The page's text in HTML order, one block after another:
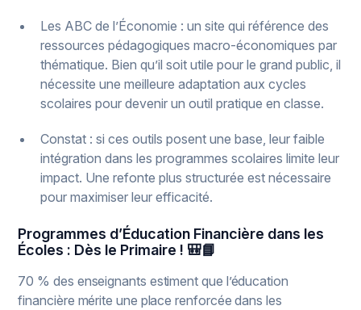
Les ABC de l’Économie : un site qui référence des
ressources pédagogiques macro-économiques par
thématique. Bien qu’il soit utile pour le grand public, il
nécessite une meilleure adaptation aux cycles
scolaires pour devenir un outil pratique en classe.
Constat : si ces outils posent une base, leur faible
intégration dans les programmes scolaires limite leur
impact. Une refonte plus structurée est nécessaire
pour maximiser leur efficacité.
Programmes d’Éducation Financière dans les
Écoles : Dès le Primaire ! 🎒📘
70 % des enseignants estiment que l’éducation
financière mérite une place renforcée dans les